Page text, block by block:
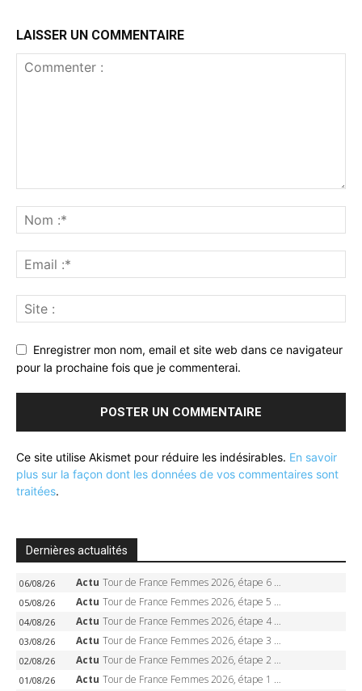
LAISSER UN COMMENTAIRE
Enregistrer mon nom, email et site web dans ce navigateur
pour la prochaine fois que je commenterai.
Ce site utilise Akismet pour réduire les indésirables. En savoir
plus sur la façon dont les données de vos commentaires sont
traitées.
Dernières actualités
06/08/26 Actu Tour de France Femmes 2026, étape 6 – Kim Le Court-Pienaar gagne à Tournon, Reusser en jaune
05/08/26 Actu Tour de France Femmes 2026, étape 5 – Demi Vollering gagne à Belleville, Reusser en jaune, Ferrand-Prévot coule
04/08/26 Actu Tour de France Femmes 2026, étape 4 – Marlen Reusser écrase le chrono, Ferrand-Prévot en crise
03/08/26 Actu Tour de France Femmes 2026, étape 3 – Sigrid Haugset en solitaire, 88 km d’échappée, maillot jaune
02/08/26 Actu Tour de France Femmes 2026, étape 2 – Lorena Wiebes doublé à Genève, Markus héroïque, 7e record
01/08/26 Actu Tour de France Femmes 2026, étape 1 – Lorena Wiebes intouchable à Lausanne, premier maillot jaune